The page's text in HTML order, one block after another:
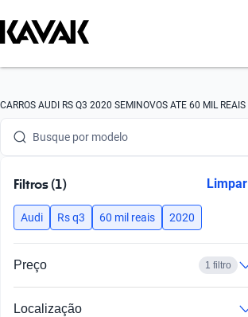
CARROS AUDI RS Q3 2020 SEMINOVOS ATE 60 MIL REAIS
Busque por marca
Busque por modelo
Busque por versão
Filtros (1) Limpar
Audi Rs q3 60 mil reais 2020
Preço 1 filtro
Localização